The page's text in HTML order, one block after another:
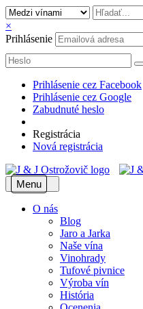
×
Prihlásenie
Prihlásenie cez Facebook
Prihlásenie cez Google
Zabudnuté heslo
Registrácia
Nová registrácia
Menu
O nás
Blog
Jaro a Jarka
Naše vína
Vinohrady
Tufové pivnice
Výroba vín
História